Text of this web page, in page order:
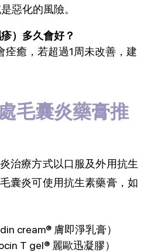
惡化的風險。
）多久會好？
痊癒，若超過1周未改善，建
毛囊炎藥膏推
治療方式以口服及外用抗生
囊炎可使用抗生素藥膏，如
cream® 膚即淨乳膏）
T gel® 麗歐迅凝膠）